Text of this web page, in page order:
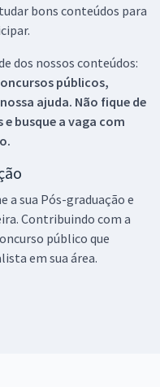
bons conteúdos para
dos nossos conteúdos:
públicos,
ajuda. Não fique de
busque a vaga com
a sua Pós-graduação e
Contribuindo com a
público que
em sua área.